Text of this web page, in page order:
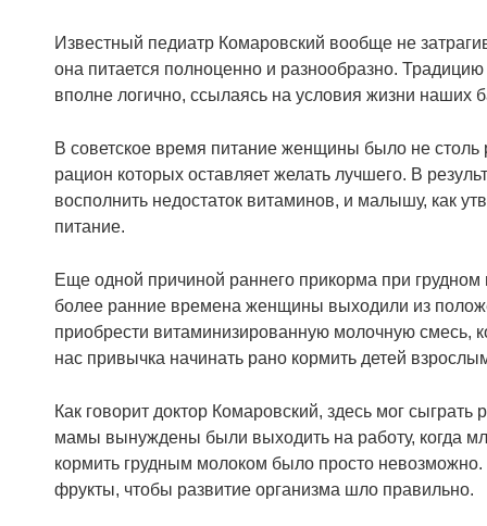
Известный педиатр Комаровский вообще не
она питается полноценно и разнообразно.
вполне логично, ссылаясь на условия жизни наших
В советское время питание женщины было не столь
рацион которых оставляет желать лучшего. В
восполнить недостаток витаминов, и малышу, как
питание.
Еще одной причиной раннего прикорма при грудном
более ранние времена женщины выходили из
приобрести витаминизированную молочную смесь,
нас привычка начинать рано кормить детей
Как говорит доктор Комаровский, здесь мог
мамы вынуждены были выходить на работу, когда
кормить грудным молоком было просто невозможно.
фрукты, чтобы развитие организма шло правильно.